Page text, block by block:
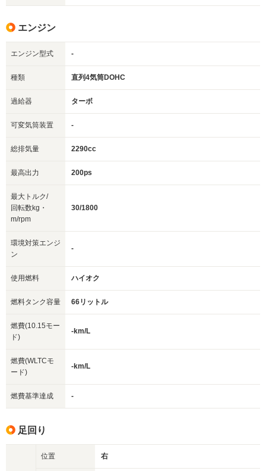
エンジン
エンジン型式 -
種類 直列4気筒DOHC
過給器 ターボ
可変気筒装置 -
総排気量 2290cc
最高出力 200ps
最大トルク/
回転数kg・
m/rpm
30/1800
環境対策エンジ
ン
-
使用燃料 ハイオク
燃料タンク容量 66リットル
燃費(10.15モー
ド)
-km/L
燃費(WLTCモ
ード)
-km/L
燃費基準達成 -
足回り
位置 右